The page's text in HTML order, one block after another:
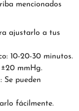
mencionados
ajustarlo a tus
10-20-30 minutos.
mmHg.
Se pueden
fácilmente.